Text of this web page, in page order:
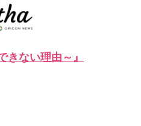
きない理由～』